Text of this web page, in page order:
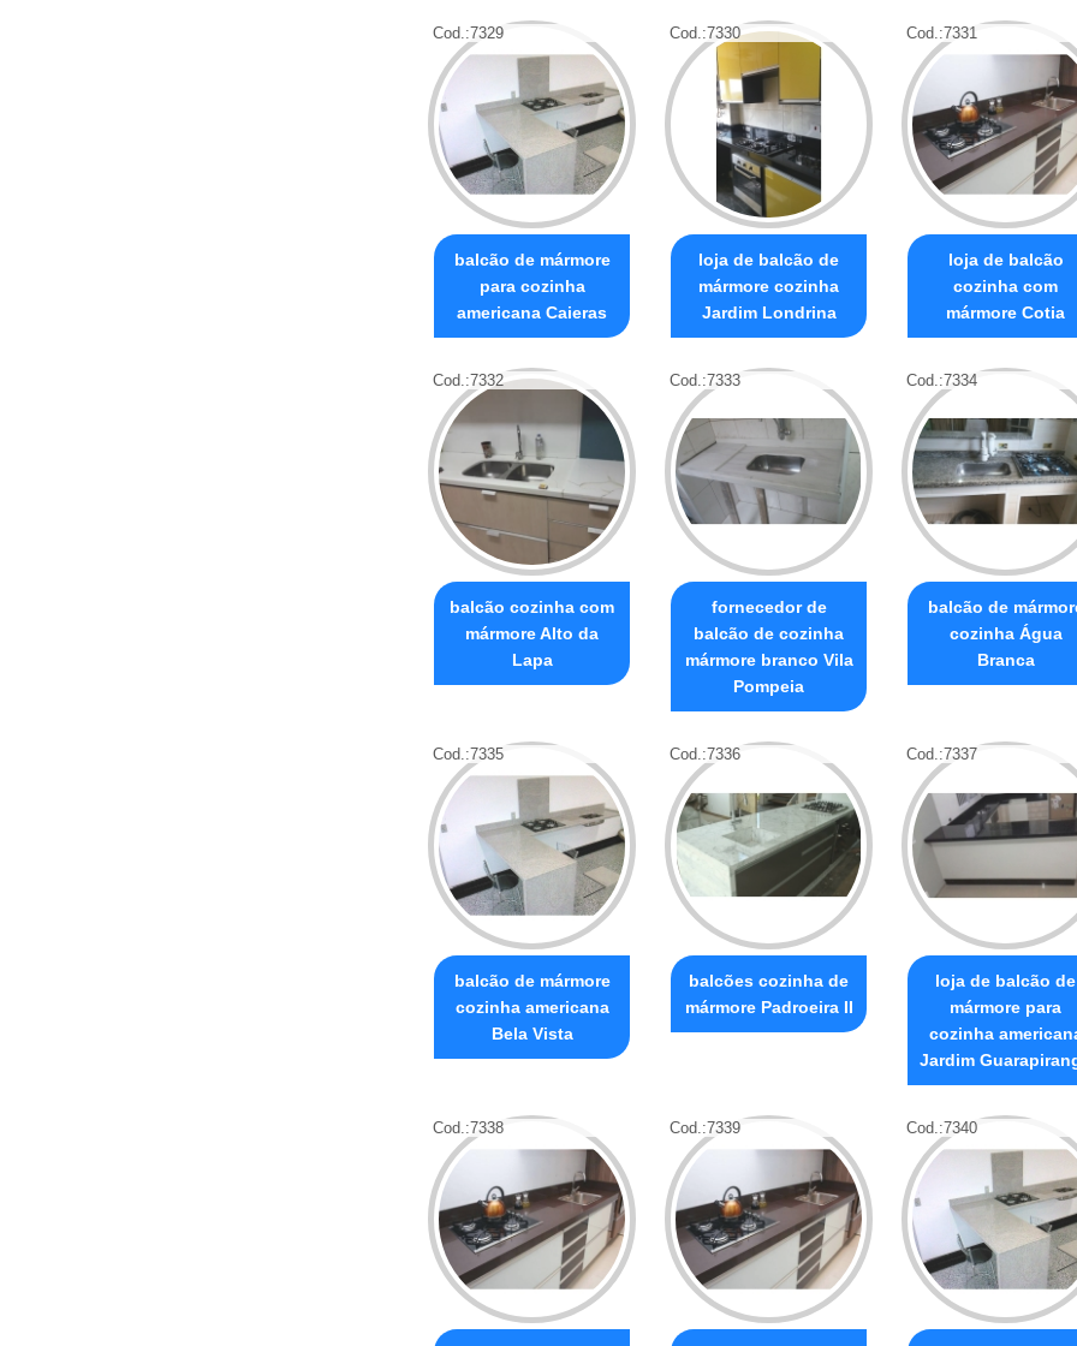
Cod.:7329
balcão de mármore
para cozinha
americana Caieras
Cod.:7330
loja de balcão de
mármore cozinha
Jardim Londrina
Cod.:7331
loja de balcão
cozinha com
mármore Cotia
Cod.:7332
balcão cozinha com
mármore Alto da
Lapa
Cod.:7333
fornecedor de
balcão de cozinha
mármore branco Vila
Pompeia
Cod.:7334
balcão de
cozinha Água
Branca
Cod.:7335
balcão de mármore
cozinha americana
Bela Vista
Cod.:7336
balcões cozinha de
mármore Padroeira II
Cod.:7337
loja de balcão de
mármore para
cozinha
Jardim
Cod.:7338 Cod.:7339 Cod.:7340